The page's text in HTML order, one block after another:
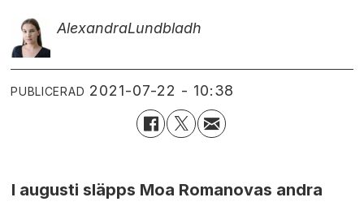
AlexandraLundbladh
PUBLICERAD 2021-07-22 - 10:38
I augusti släpps Moa Romanovas andra